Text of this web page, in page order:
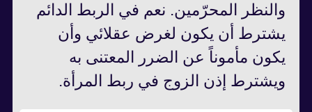
والنظر المحرّمين. نعم في الربط الدائم
يشترط أن يكون لغرض عقلائي وأن
يكون مأموناً عن الضرر المعتنى به
ويشترط إذن الزوج في ربط المرأة.‏‏